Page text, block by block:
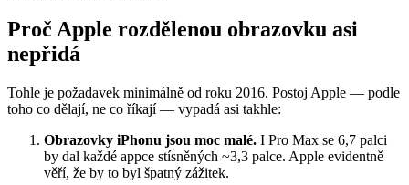
Proč Apple rozdělenou obrazovku asi
nepřidá
Tohle je požadavek minimálně od roku 2016. Postoj Apple — podle
toho co dělají, ne co říkají — vypadá asi takhle:
Obrazovky iPhonu jsou moc malé. I Pro Max se 6,7 palci
by dal každé appce stísněných ~3,3 palce. Apple evidentně
věří, že by to byl špatný zážitek.